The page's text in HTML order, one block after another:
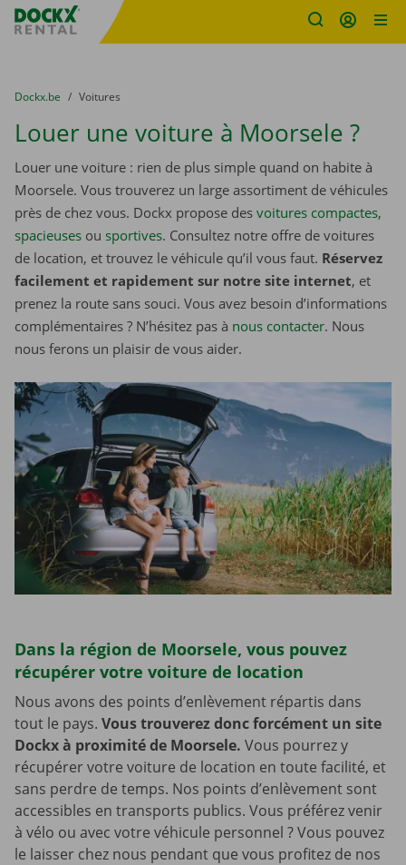
sitename
You are here:
du
Dockx.be to
Voitures
Louer une voiture à Moorsele ?
Louer une voiture : rien de plus simple quand on habite à
Moorsele. Vous trouverez un large assortiment de véhicules
près de chez vous. Dockx propose des voitures compactes,
spacieuses ou sportives. Consultez notre offre de voitures
de location, et trouvez le véhicule qu’il vous faut. Réservez
facilement et rapidement sur notre site internet, et
prenez la route sans souci. Vous avez besoin d’informations
complémentaires ? N’hésitez pas à nous contacter. Nous
nous ferons un plaisir de vous aider.
Dans la région de Moorsele, vous pouvez
récupérer votre voiture de location
Nous avons des points d’enlèvement répartis dans
tout le pays. Vous trouverez donc forcément un site
Dockx à proximité de Moorsele. Vous pourrez y
récupérer votre voiture de location en toute facilité, et
sans perdre de temps. Nos points d’enlèvement sont
accessibles en transports publics. Vous préférez venir
à vélo ou avec votre véhicule personnel ? Vous pouvez
le laisser chez nous pendant que vous profitez de nos